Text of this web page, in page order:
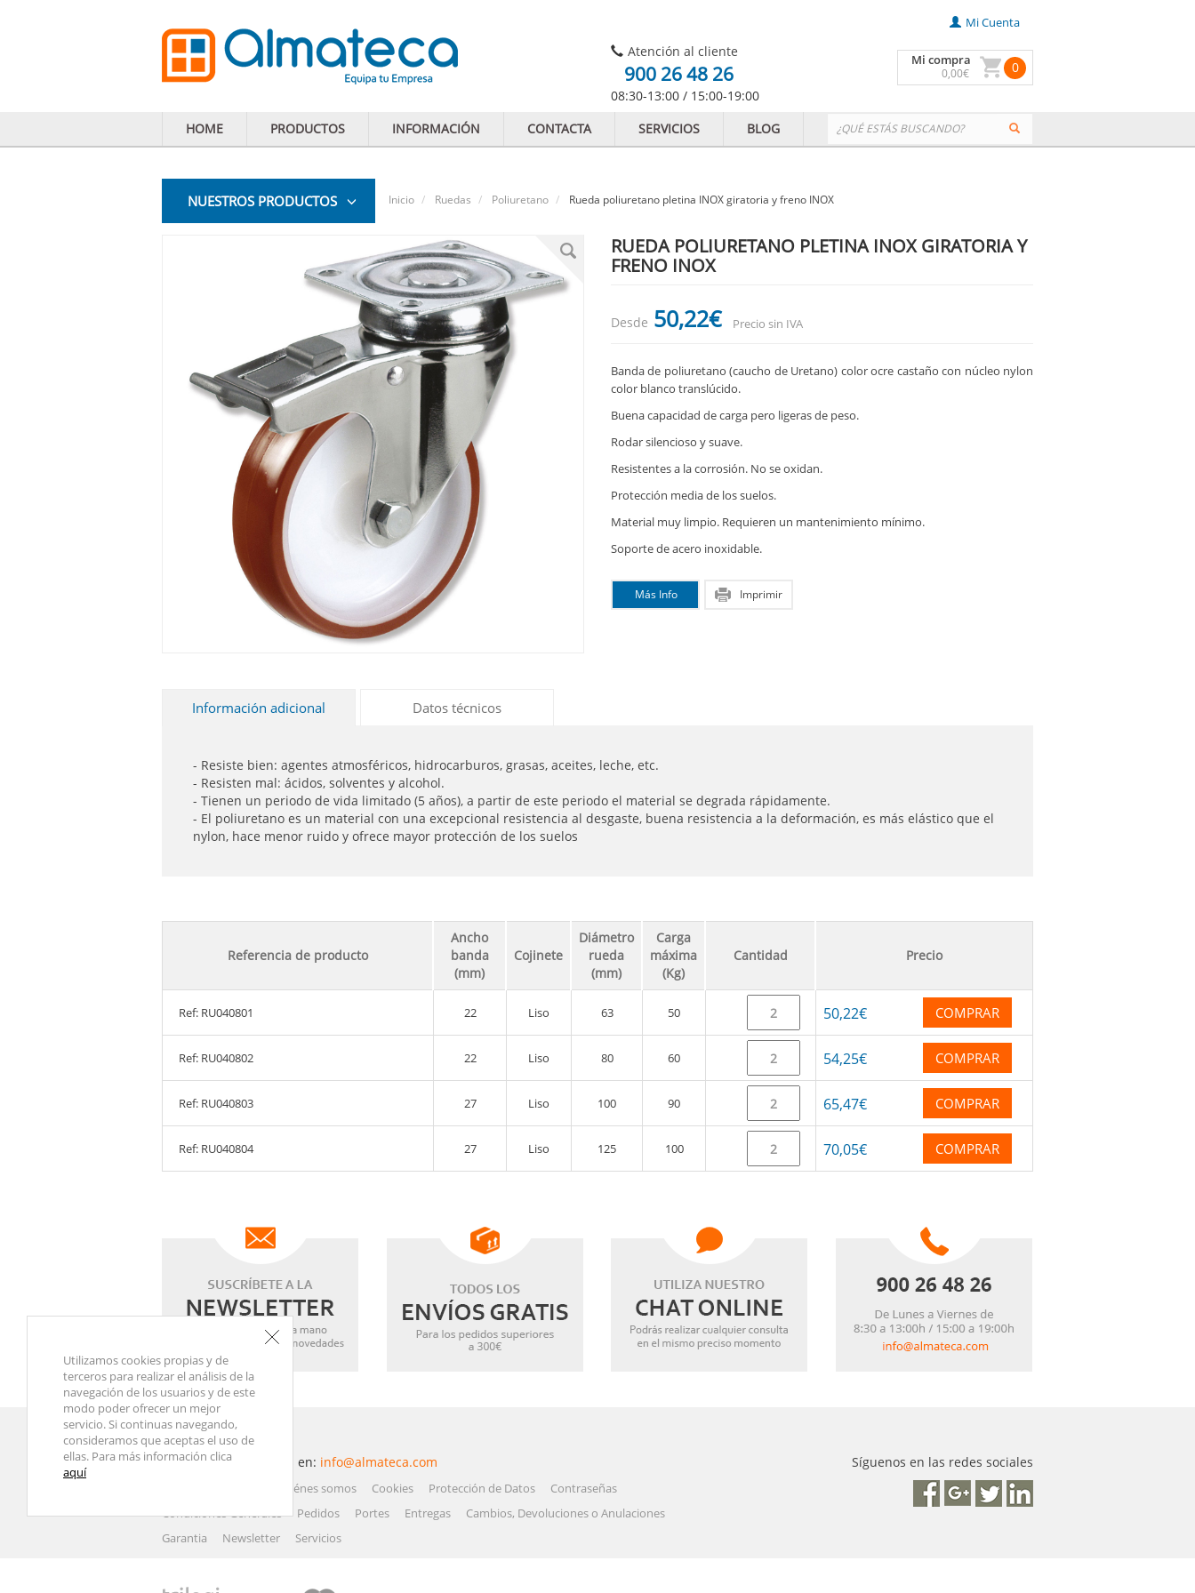
Atención al cliente
900 26 48 26
08:30-13:00 / 15:00-19:00
Mi Cuenta
Mi compra
0,00€ 0
HOME PRODUCTOS INFORMACIÓN CONTACTA SERVICIOS BLOG
NUESTROS PRODUCTOS Inicio Ruedas Poliuretano Rueda poliuretano pletina INOX giratoria y freno INOX
RUEDA POLIURETANO PLETINA INOX GIRATORIA Y
FRENO INOX
Desde 50,22€ Precio sin IVA
Banda de poliuretano (caucho de Uretano) color ocre castaño con núcleo nylon
color blanco translúcido.
Buena capacidad de carga pero ligeras de peso.
Rodar silencioso y suave.
Resistentes a la corrosión. No se oxidan.
Protección media de los suelos.
Material muy limpio. Requieren un mantenimiento mínimo.
Soporte de acero inoxidable.
Más Info Imprimir
Información adicional Datos técnicos
- Resiste bien: agentes atmosféricos, hidrocarburos, grasas, aceites, leche, etc.
- Resisten mal: ácidos, solventes y alcohol.
- Tienen un periodo de vida limitado (5 años), a partir de este periodo el material se degrada rápidamente.
- El poliuretano es un material con una excepcional resistencia al desgaste, buena resistencia a la deformación, es más elástico que el
nylon, hace menor ruido y ofrece mayor protección de los suelos
Referencia de producto
Ancho
banda
(mm)
Cojinete
Diámetro
rueda
(mm)
Carga
máxima
(Kg)
Cantidad Precio
Ref: RU040801 22 Liso 63 50 50,22€ COMPRAR
Ref: RU040802 22 Liso 80 60 54,25€ COMPRAR
Ref: RU040803 27 Liso 100 90 65,47€ COMPRAR
Ref: RU040804 27 Liso 125 100 70,05€ COMPRAR
Contacta con nosotros en: info@almateca.com
Quiénes somos Cookies Protección de Datos
Contraseñas
Condiciones Generales
Pedidos Portes Entregas
Cambios, Devoluciones o Anulaciones
Garantia
Newsletter Servicios
Síguenos en las redes sociales
Utilizamos cookies propias y de
terceros para realizar el análisis de la
navegación de los usuarios y de este
modo poder ofrecer un mejor
servicio. Si continuas navegando,
consideramos que aceptas el uso de
ellas. Para más información clica
aquí